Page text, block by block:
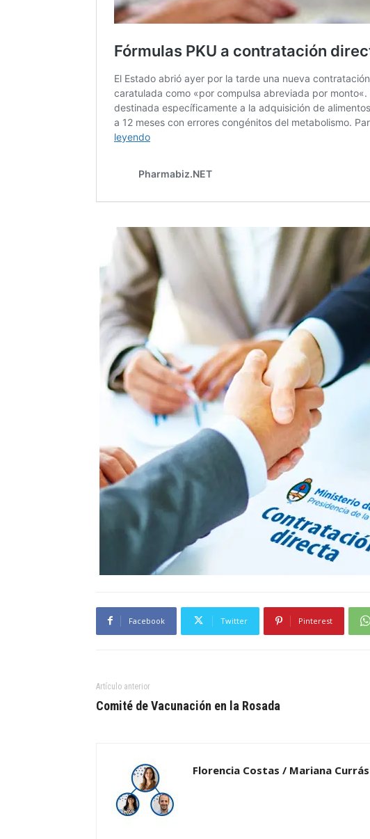
Facebook Twitter Pinterest
Artículo anterior
Comité de Vacunación en la Rosada
Florencia Costas / Mariana